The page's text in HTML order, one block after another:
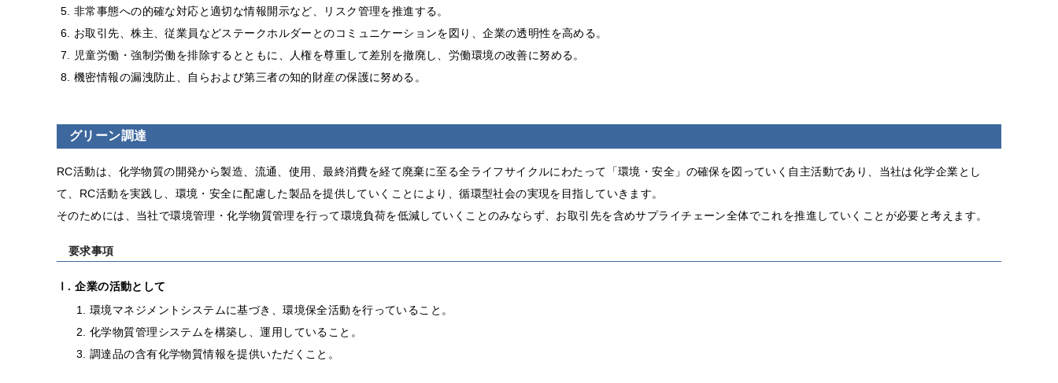
非常事態への的確な対応と適切な情報開示など、リスク管理を推進する。
お取引先、株主、従業員などステークホルダーとのコミュニケーションを図り、企業の透明性を高める。
児童労働・強制労働を排除するとともに、人権を尊重して差別を撤廃し、労働環境の改善に努める。
機密情報の漏洩防止、自らおよび第三者の知的財産の保護に努める。
グリーン調達
RC活動は、化学物質の開発から製造、流通、使用、最終消費を経て廃棄に至る全ライフサイクルにわたって「環境・安全」の確保を図っていく自主活動であり、当社は化学企業とし
て、RC活動を実践し、環境・安全に配慮した製品を提供していくことにより、循環型社会の実現を目指していきます。
そのためには、当社で環境管理・化学物質管理を行って環境負荷を低減していくことのみならず、お取引先を含めサプライチェーン全体でこれを推進していくことが必要と考えます。
要求事項
Ⅰ. 企業の活動として
環境マネジメントシステムに基づき、環境保全活動を行っていること。
化学物質管理システムを構築し、運用していること。
調達品の含有化学物質情報を提供いただくこと。